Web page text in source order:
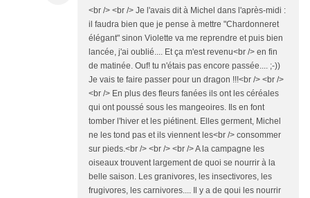
<br /> <br /> Je l'avais dit à Michel dans l'après-midi :
il faudra bien que je pense à mettre "Chardonneret
élégant" sinon Violette va me reprendre et puis bien
lancée, j'ai oublié.... Et ça m'est revenu<br /> en fin
de matinée. Ouf! tu n'étais pas encore passée.... ;-))
Je vais te faire passer pour un dragon !!!<br /> <br />
<br /> En plus des fleurs fanées ils ont les céréales
qui ont poussé sous les mangeoires. Ils en font
tomber l'hiver et les piétinent. Elles germent, Michel
ne les tond pas et ils viennent les<br /> consommer
sur pieds.<br /> <br /> <br /> A la campagne les
oiseaux trouvent largement de quoi se nourrir à la
belle saison. Les granivores, les insectivores, les
frugivores, les carnivores.... Il y a de qoui les nourrir